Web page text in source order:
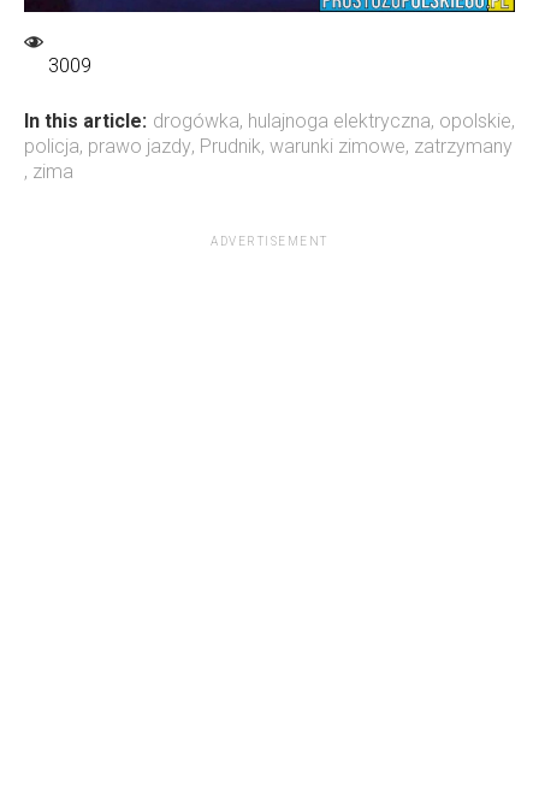
3009
In this article: drogówka, hulajnoga elektryczna, opolskie,
policja, prawo jazdy, Prudnik, warunki zimowe, zatrzymany
, zima
ADVERTISEMENT